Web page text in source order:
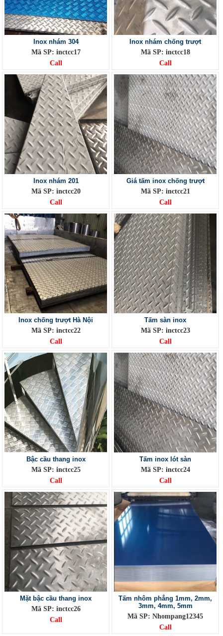
Inox nhám 304
Mã SP: inctcc17
Call
Inox nhám chống trượt
Mã SP: inctcc18
Call
Inox nhám 201
Mã SP: inctcc20
Call
Giá tấm inox chống trượt
Mã SP: inctcc21
Call
Inox chống trượt Hà Nội
Mã SP: inctcc22
Call
Tấm sàn inox
Mã SP: inctcc23
Call
Bậc cầu thang inox
Mã SP: inctcc25
Call
Tấm inox lót sàn
Mã SP: inctcc24
Call
Mặt bậc cầu thang inox
Mã SP: inctcc26
Call
Tấm nhôm phẳng 1mm, 2mm,
3mm, 4mm, 5mm
Mã SP: Nhompang12345
Call